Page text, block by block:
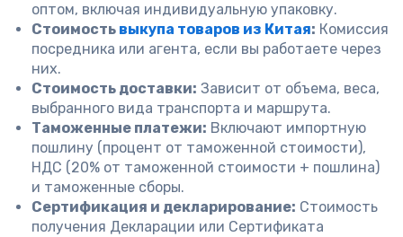
оптом, включая индивидуальную упаковку.
Стоимость выкупа товаров из Китая: Комиссия
посредника или агента, если вы работаете через
них.
Стоимость доставки: Зависит от объема, веса,
выбранного вида транспорта и маршрута.
Таможенные платежи: Включают импортную
пошлину (процент от таможенной стоимости),
НДС (20% от таможенной стоимости + пошлина)
и таможенные сборы.
Сертификация и декларирование: Стоимость
получения Декларации или Сертификата